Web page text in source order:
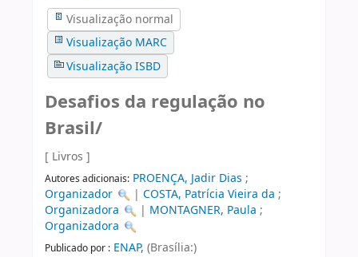
Visualização normal
Visualização MARC
Visualização ISBD
Desafios da regulação no
Brasil/
[ Livros ]
Autores adicionais: PROENÇA, Jadir Dias ;
Organizador
|COSTA, Patrícia Vieira da ;
Organizadora
| MONTAGNER, Paula ;
Organizadora
Publicado por : ENAP, (Brasília:)